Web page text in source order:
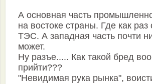
А основная часть
на востоке страны. Где как
ТЭС. А западная часть почти
может.
Ну разъе..... Как такой бред
прийти???
"Невидимая рука рынка",